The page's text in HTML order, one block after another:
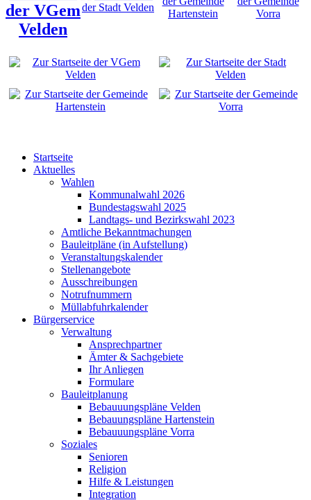
Startseite
Aktuelles
Wahlen
Kommunalwahl 2026
Bundestagswahl 2025
Landtags- und Bezirkswahl 2023
Amtliche Bekanntmachungen
Bauleitpläne (in Aufstellung)
Veranstaltungskalender
Stellenangebote
Ausschreibungen
Notrufnummern
Müllabfuhrkalender
Bürgerservice
Verwaltung
Ansprechpartner
Ämter & Sachgebiete
Ihr Anliegen
Formulare
Bauleitplanung
Bebauuungspläne Velden
Bebauungspläne Hartenstein
Bebauuungspläne Vorra
Soziales
Senioren
Religion
Hilfe & Leistungen
Integration